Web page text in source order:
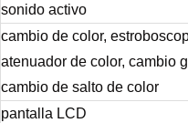
sonido activo
cambio de color,
atenuador de color, cambio
cambio de salto de color
pantalla LCD